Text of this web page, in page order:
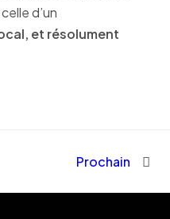
d’un
et résolument
Prochain